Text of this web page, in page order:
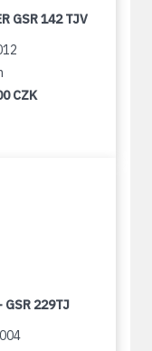
GSR 142 TJV
CZK
GSR 229TJ